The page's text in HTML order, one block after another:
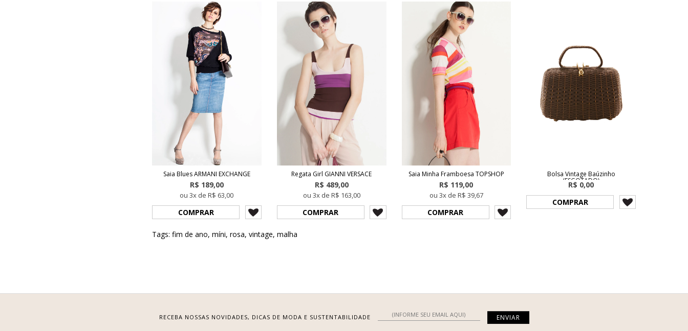
Saia Blues ARMANI EXCHANGE
R$ 189,00
ou 3x de R$ 63,00
COMPRAR
Regata Girl GIANNI VERSACE
R$ 489,00
ou 3x de R$ 163,00
COMPRAR
Saia Minha Framboesa TOPSHOP
R$ 119,00
ou 3x de R$ 39,67
COMPRAR
Bolsa Vintage Baúzinho
(ESGOTADO)
R$ 0,00
COMPRAR
Tags: fim de ano, míni, rosa, vintage, malha
RECEBA NOSSAS NOVIDADES, DICAS DE MODA E SUSTENTABILIDADE